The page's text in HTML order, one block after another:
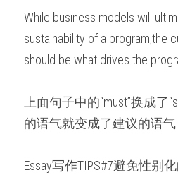
While business models will
sustainability of a program,the
should be what drives the
上面句子中的“must”换成了
的语气就变成了建议的语气
Essay写作TIPS#7避免性别